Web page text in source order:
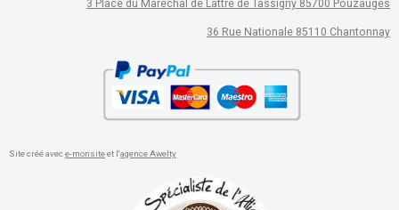
3 Place du Maréchal de Lattre de Tassigny 85700 Pouzauges
36 Rue Nationale 85110 Chantonnay
Site créé avece-monsiteet l'agence Awelty